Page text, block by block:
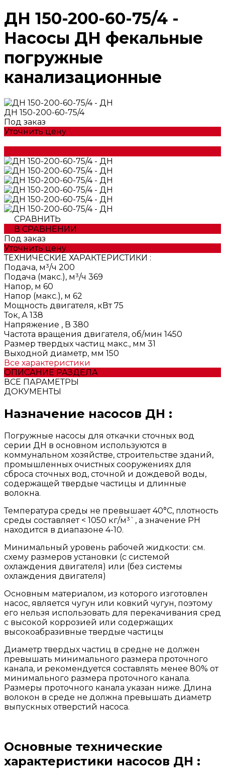
ДН 150-200-60-75/4 -
Насосы ДН фекальные
погружные
канализационные
ДН 150-200-60-75/4
Под заказ
Уточнить цену
СРАВНИТЬ
В СРАВНЕНИИ
Под заказ
Уточнить цену
ТЕХНИЧЕСКИЕ ХАРАКТЕРИСТИКИ :
Подача, м³/ч 200
Подача (макс.), м³/ч 369
Напор, м 60
Напор (макс.), м 62
Мощность двигателя, кВт 75
Ток, А 138
Напряжение , В 380
Частота вращения двигателя, об/мин 1450
Размер твердых частиц макс., мм 31
Выходной диаметр, мм 150
Все характеристики
ОПИСАНИЕ РАЗДЕЛА
ВСЕ ПАРАМЕТРЫ
ДОКУМЕНТЫ
Назначение насосов ДН :
Погружные насосы для откачки сточных вод
серии ДН в основном используются в
коммунальном хозяйстве, строительстве зданий,
промышленных очистных сооружениях для
сброса сточных вод, сточной и дождевой воды,
содержащей твердые частицы и длинные
волокна.
Температура среды нe превышает 40°C, плотность
среды составляет < 1050 кг/м³`, а значение РН
находится в диапазоне 4-10.
Минимальный уровень рабочей жидкости: см.
схему размеров установки (с системой
охлаждения двигателя) или (без системы
охлаждения двигателя)
Основным материалом, из которого изготовлен
насос, является чугун или ковкий чугун, поэтому
его нельзя использовать для перекачивания сред
с высокой коррозией или содержащих
высокоабразивные твердые частицы
Диаметр твердых частиц в средне не должен
превышать минимального размера проточного
канала, и рекомендуется составлять менее 80% от
минимального размера проточного канала.
Размеры проточного канала указан ниже. Длина
волокон в среде не должна превышать диаметр
выпускных отверстий насоса.
Основные технические
характеристики насосов ДН :